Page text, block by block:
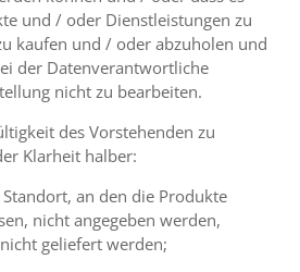
und / oder Dienstleistungen zu
kaufen und / oder abzuholen und
der Datenverantwortliche
nicht zu bearbeiten.
des Vorstehenden zu
Klarheit halber:
an den die Produkte
nicht angegeben werden,
geliefert werden;